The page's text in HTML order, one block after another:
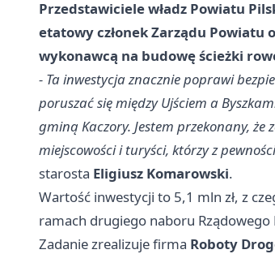
Przedstawiciele władz Powiatu
etatowy członek Zarządu Powiatu
wykonawcą na budowę ścieżki
- Ta inwestycja znacznie poprawi
poruszać się między Ujściem a
gminą Kaczory. Jestem przekonany,
miejscowości i turyści, którzy z
starosta Eligiusz Komarowski.
Wartość inwestycji to 5,1 mln zł, z
ramach drugiego naboru
Zadanie zrealizuje firma Roboty